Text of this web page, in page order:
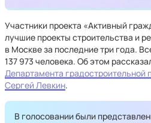
Участники проекта «Активный
лучшие проекты строительства и
в Москве за последние три года.
137 973 человека. Об этом
Департамента градостроительной
Сергей Левкин.
В голосовании были